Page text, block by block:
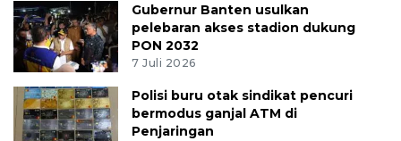
Gubernur Banten usulkan
pelebaran akses stadion dukung
PON 2032
7 Juli 2026
Polisi buru otak sindikat pencuri
bermodus ganjal ATM di
Penjaringan